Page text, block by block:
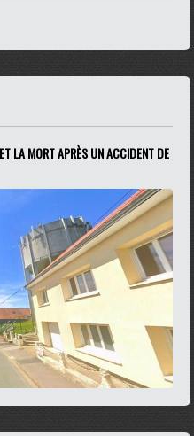
LA MORT APRÈS UN ACCIDENT DE